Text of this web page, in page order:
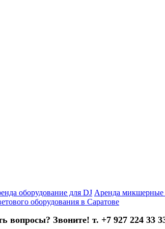
оборудование для DJ Аренда микшерные
оборудования в Саратове
вопросы? Звоните! т. +7 927 224 33